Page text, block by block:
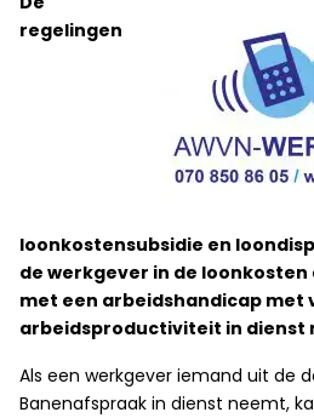
regelingen
loonkostensubsidie en
de werkgever in de
met een arbeidshandicap met
arbeidsproductiviteit in dienst
Als een werkgever iemand uit de
Banenafspraak in dienst neemt,